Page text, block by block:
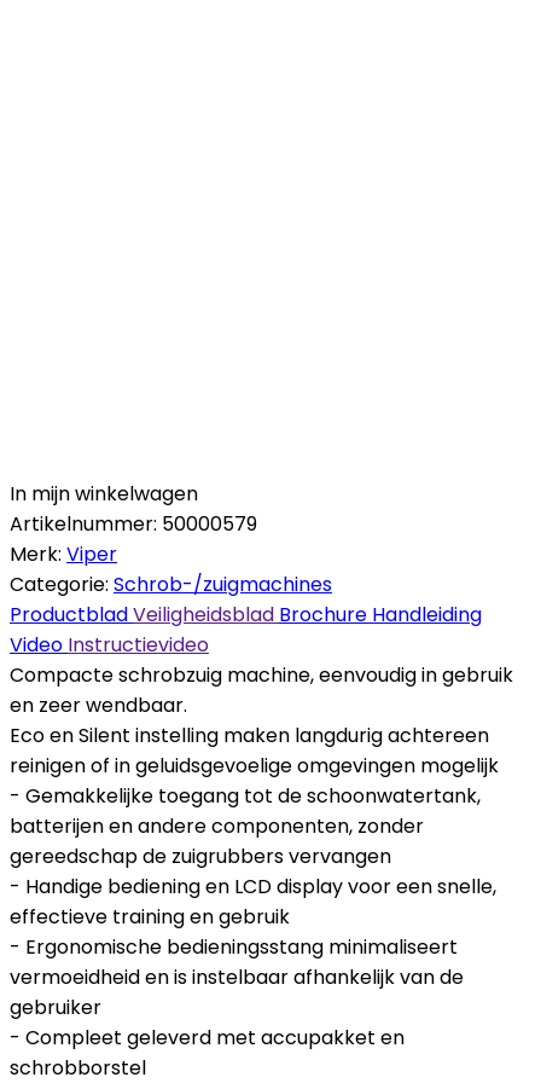
In mijn winkelwagen
Artikelnummer: 50000579
Merk: Viper
Categorie: Schrob-/zuigmachines
ProductbladVeiligheidsblad Brochure Handleiding
Video Instructievideo
Compacte schrobzuig machine, eenvoudig in gebruik
en zeer wendbaar.
Eco en Silent instelling maken langdurig achtereen
reinigen of in geluidsgevoelige omgevingen mogelijk
- Gemakkelijke toegang tot de schoonwatertank,
batterijen en andere componenten, zonder
gereedschap de zuigrubbers vervangen
- Handige bediening en LCD display voor een snelle,
effectieve training en gebruik
- Ergonomische bedieningsstang minimaliseert
vermoeidheid en is instelbaar afhankelijk van de
gebruiker
- Compleet geleverd met accupakket en
schrobborstel